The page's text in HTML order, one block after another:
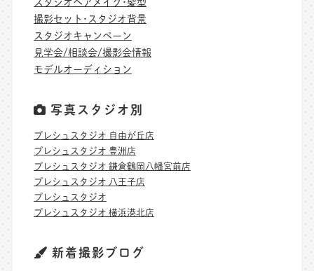
撮影セット･スタジオ背景
スタジオキャンペーン
見学会/相談会/撮影会情報
モデルオーディション
写真スタジオ別
プレシュスタジオ 自由が丘店
プレシュスタジオ 豊洲店
プレシュスタジオ 鎌倉鶴岡八幡宮前店
プレシュスタジオ 八王子店
プレシュスタジオ
プレシュスタジオ 横浜港北店
新着撮影ブログ